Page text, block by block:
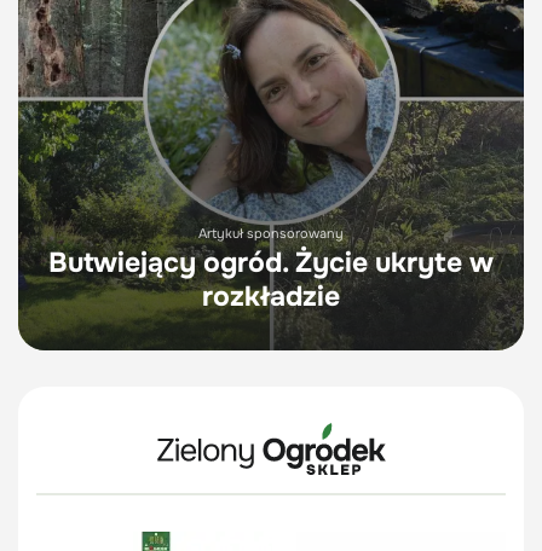
Artykuł sponsorowany
Butwiejący ogród. Życie ukryte w
rozkładzie